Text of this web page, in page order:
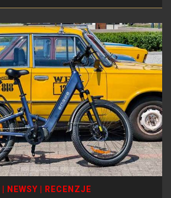
| NEWSY | RECENZJE